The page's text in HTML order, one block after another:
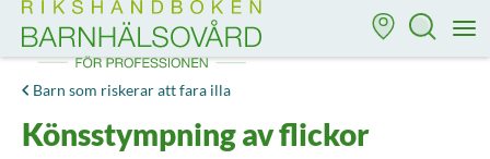
Till startsidan för Rikshandboken i barnhälsovård
Barn som riskerar att fara illa
Könsstympning av flickor